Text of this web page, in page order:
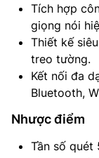
Tích hợp
giọng nói
Thiết kế
treo tường.
Kết nối đa
Bluetooth,
Nhược điểm
Tần số quét